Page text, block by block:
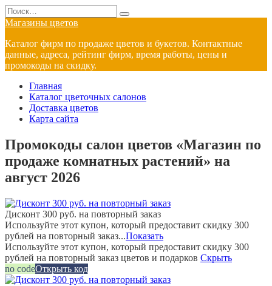
Перейти
к
содержанию
Search
for:
Магазины цветов
Каталог фирм по продаже цветов и букетов. Контактные
данные, адреса, рейтинг фирм, время работы, цены и
промокоды на скидку.
Главная
Каталог цветочных салонов
Доставка цветов
Карта сайта
Промокоды салон цветов «Магазин по
продаже комнатных растений» на
август 2026
Дисконт 300 руб. на повторный заказ
Используйте этот купон, который предоставит скидку 300
рублей на повторный заказ...Показать
Используйте этот купон, который предоставит скидку 300
рублей на повторный заказ цветов и подарков Скрыть
no codeОткрыть код